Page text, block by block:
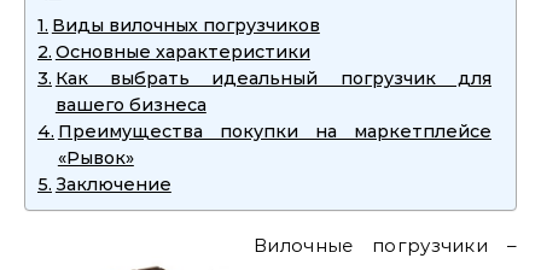
Виды вилочных погрузчиков
Основные характеристики
Как выбрать идеальный погрузчик для
вашего бизнеса
Преимущества покупки на маркетплейсе
«Рывок»
Заключение
Вилочные погрузчики –